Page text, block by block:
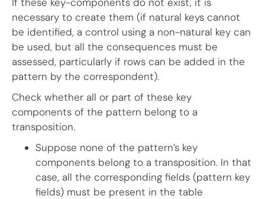
necessary to create them (if natural keys cannot
be identified, a control using a non-natural key can
be used, but all the consequences must be
assessed, particularly if rows can be added in the
pattern by the correspondent).
Check whether all or part of these key
components of the pattern belong to a
transposition.
Suppose none of the pattern’s key
components belong to a transposition. In that
case, all the corresponding fields (pattern key
fields) must be present in the table